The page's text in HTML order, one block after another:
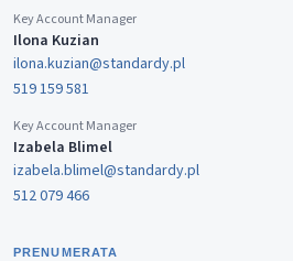
Key Account Manager
Ilona Kuzian
ilona.kuzian@standardy.pl
519 159 581
Key Account Manager
Izabela Blimel
izabela.blimel@standardy.pl
512 079 466
PRENUMERATA